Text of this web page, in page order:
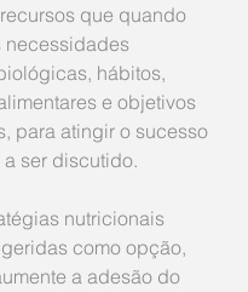
que quando
necessidades
hábitos,
e objetivos
para atingir o sucesso
a ser discutido.
nutricionais
como opção,
a adesão do